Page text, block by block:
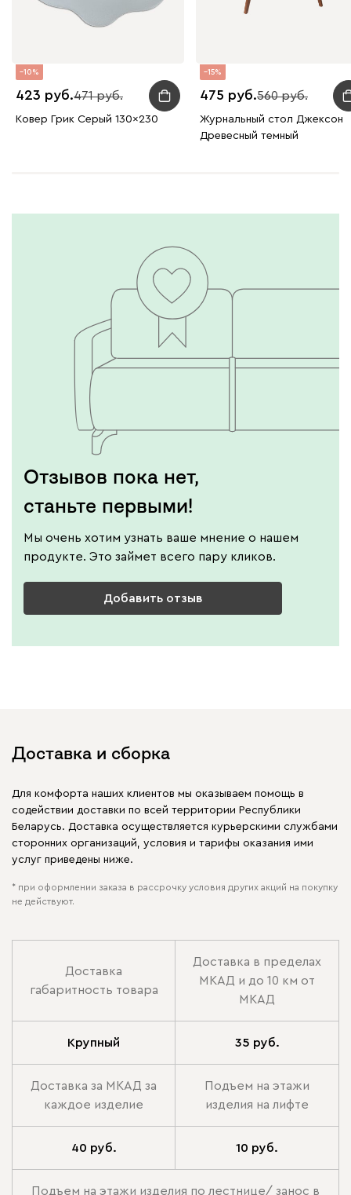
10
423 471
Ковер Грик Серый 130x230
15
475 560
Журнальный стол Джексон
Древесный темный
Отзывов пока нет,
станьте первыми!
Мы очень хотим узнать ваше мнение о нашем
продукте. Это займет всего пару кликов.
Добавить отзыв
Доставка и сборка
Для комфорта наших клиентов мы оказываем помощь в
содействии доставки по всей территории Республики
Беларусь. Доставка осуществляется курьерскими службами
сторонних организаций, условия и тарифы оказания ими
услуг приведены ниже.
* при оформлении заказа в рассрочку условия других акций на покупку
не действуют.
Доставка
габаритность товара
Доставка в пределах
МКАД и до 10 км от
МКАД
Крупный 35 руб.
Доставка за МКАД за
каждое изделие
Подъем на этажи
изделия на лифте
40 руб. 10 руб.
Подъем на этажи изделия по лестнице/ занос в